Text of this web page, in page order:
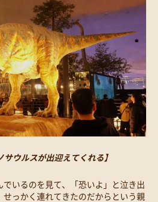
サウルスが出迎えてくれる】
いるのを見て、「恐いよ」と泣き出
っかく連れてきたのだからという親